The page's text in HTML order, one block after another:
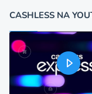
CASHLESS NA